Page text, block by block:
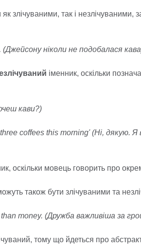
злічуваними, так і незлічуваними,
ніколи не подобалася
іменник, оскільки
кави?)
coffees this morning' (Ні, дякую.
оскільки мовець говорить про
також бути злічуваними та
money. (Дружба важливіша за
тому що йдеться про